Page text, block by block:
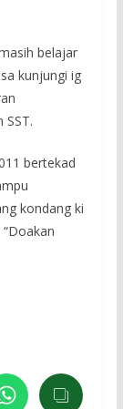
belajar
kunjungi ig
SST.
bertekad
kondang ki